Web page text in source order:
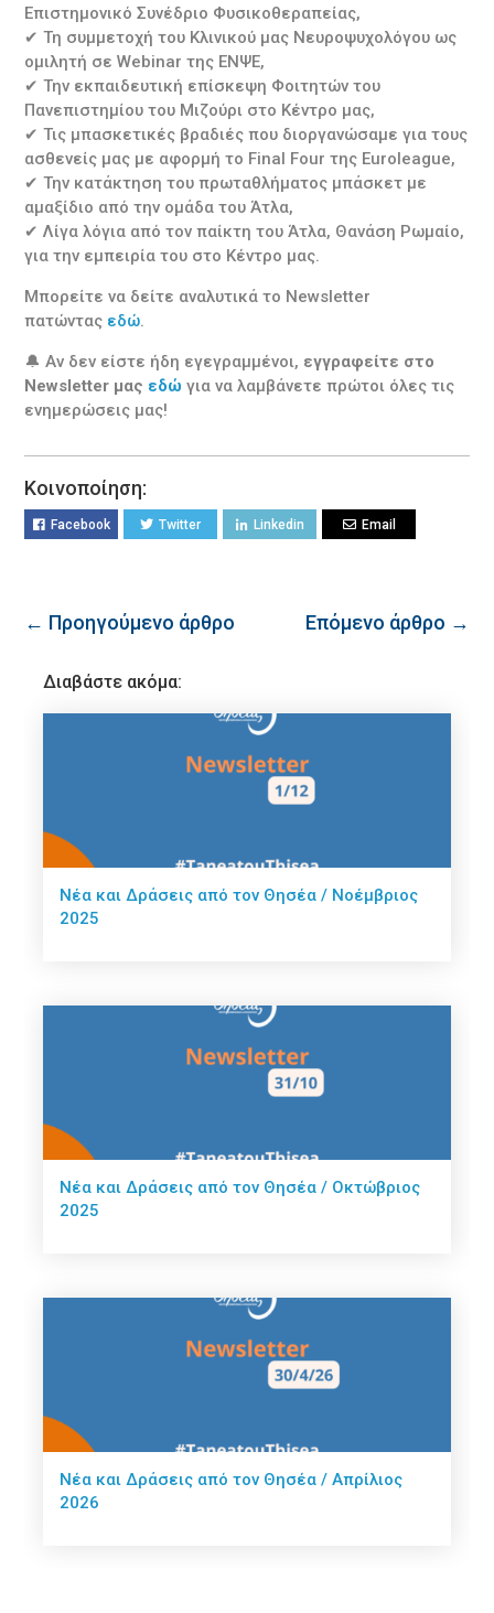
Επιστημονικό Συνέδριο Φυσικοθεραπείας,
✔ Τη συμμετοχή του Κλινικού μας Νευροψυχολόγου ως
ομιλητή σε Webinar της ΕΝΨΕ,
✔ Την εκπαιδευτική επίσκεψη Φοιτητών του
Πανεπιστημίου του Μιζούρι στο Κέντρο μας,
✔ Τις μπασκετικές βραδιές που διοργανώσαμε για τους
ασθενείς μας με αφορμή το Final Four της Euroleague,
✔ Την κατάκτηση του πρωταθλήματος μπάσκετ με
αμαξίδιο από την ομάδα του Άτλα,
✔ Λίγα λόγια από τον παίκτη του Άτλα, Θανάση Ρωμαίο,
για την εμπειρία του στο Κέντρο μας.
Μπορείτε να δείτε αναλυτικά το Newsletter
πατώντας εδώ.
🔔 Αν δεν είστε ήδη εγεγραμμένοι, εγγραφείτε στο
Newsletter μας εδώ για να λαμβάνετε πρώτοι όλες τις
ενημερώσεις μας!
Κοινοποίηση:
Facebook Twitter Linkedin Email
← Προηγούμενο άρθρο Επόμενο άρθρο →
Διαβάστε ακόμα:
Νέα και Δράσεις από τον Θησέα / Νοέμβριος
2025
Νέα και Δράσεις από τον Θησέα / Οκτώβριος
2025
Νέα και Δράσεις από τον Θησέα / Απρίλιος
2026